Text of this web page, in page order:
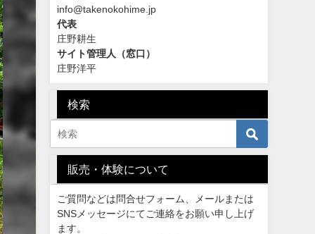
info@takenokohime.jp
代表
庄野耕生
サイト管理人（窓口）
庄野洋平
検索
販売・体験について
ご質問などは問合せフォーム、メールまたは
SNSメッセージにてご連絡をお願い申し上げ
ます。